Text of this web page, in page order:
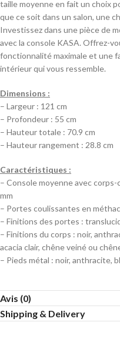
taille moyenne en fait un choix
que ce soit dans un salon, une
Investissez dans une pièce de
avec la console KASA. Offrez-
fonctionnalité maximale et une
intérieur qui vous ressemble.
Dimensions :
– Largeur : 121 cm
– Profondeur : 55 cm
– Hauteur totale : 70.9 cm
– Hauteur rangement : 28.8 cm
Caractéristiques :
– Console moyenne avec
mm
– Portes coulissantes en
– Finitions des portes :
– Finitions du corps : noir,
acacia clair, chêne veiné ou
– Pieds métal : noir, anthracite,
Avis (0)
Shipping & Delivery